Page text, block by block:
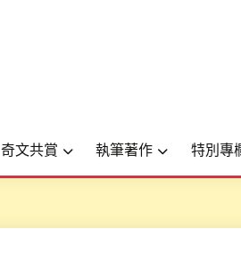
奇文共賞 執筆著作 特別專